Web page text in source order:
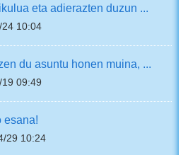
eta adierazten duzun ...
24 10:04
du asuntu honen muina, ...
09:49
esana!
29 10:24